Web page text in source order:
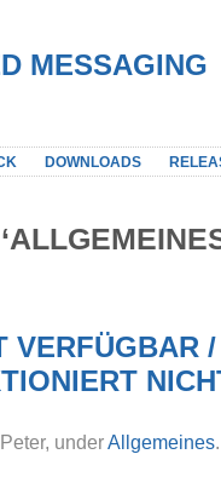
MESSAGING
DOWNLOADS
VERFÜGBAR
underAllgemeines.